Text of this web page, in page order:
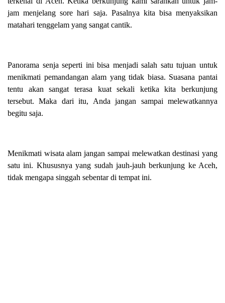
jam menjelang sore hari saja. Pasalnya kita bisa menyaksikan
matahari tenggelam yang sangat cantik.
Panorama senja seperti ini bisa menjadi salah satu tujuan untuk
menikmati pemandangan alam yang tidak biasa. Suasana pantai
tentu akan sangat terasa kuat sekali ketika kita berkunjung
tersebut. Maka dari itu, Anda jangan sampai melewatkannya
begitu saja.
Menikmati wisata alam jangan sampai melewatkan destinasi yang
satu ini. Khususnya yang sudah jauh-jauh berkunjung ke Aceh,
tidak mengapa singgah sebentar di tempat ini.